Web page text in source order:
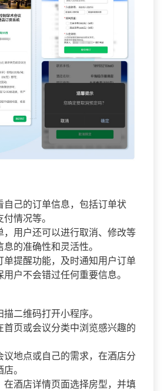
自己的订单信息，包括订单状
情况等。
，用户还可以进行取消、修改等
的准确性和灵活性。
单提醒功能，及时通知用户订单
户不会错过任何重要信息。
二维码打开小程序。
首页或会议分类中浏览感兴趣的
议地点或自己的需求，在酒店分
。
在酒店详情页面选择房型，并填